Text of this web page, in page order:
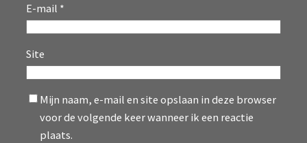
E-mail *
Site
Mijn naam, e-mail en site opslaan in deze browser
voor de volgende keer wanneer ik een reactie
plaats.